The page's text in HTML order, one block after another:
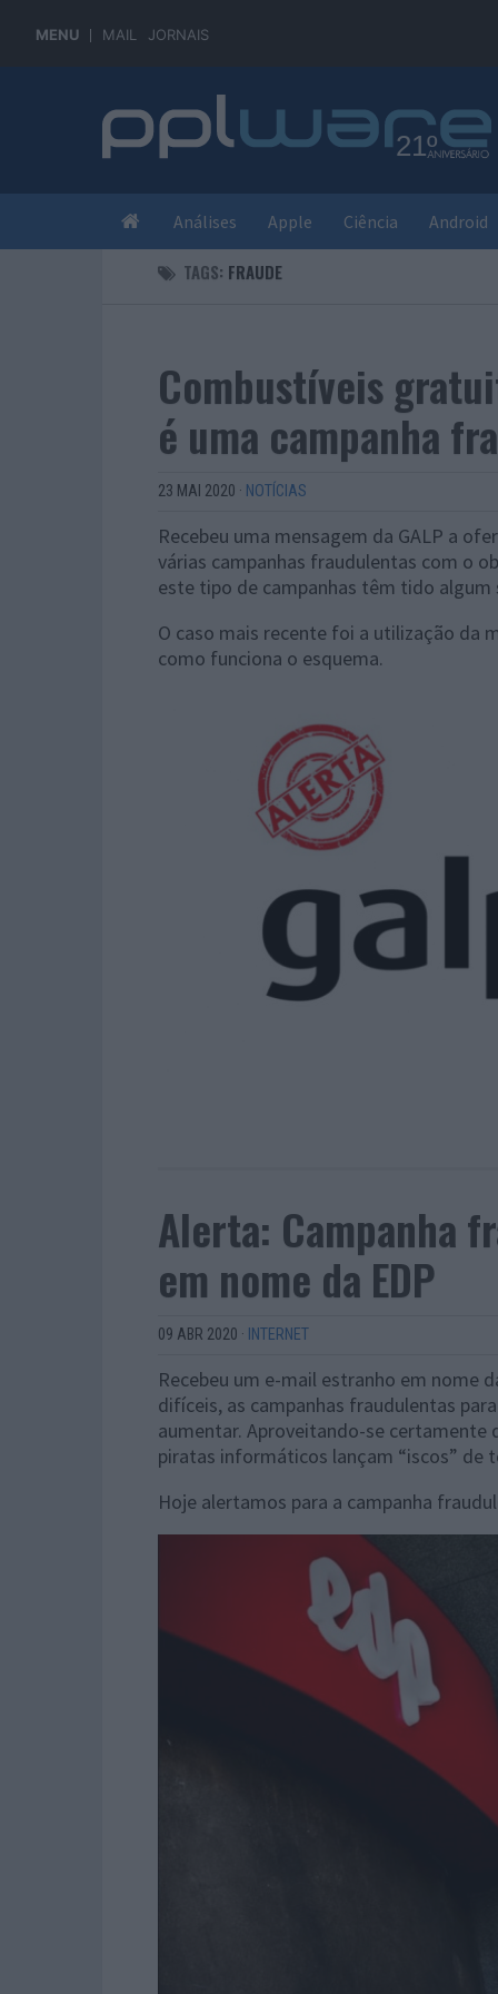
MENU MAIL JORNAIS
Análises Apple Ciência Android
TAGS: FRAUDE
Combustíveis
é uma campanha
23 MAI 2020 · NOTÍCIAS
Recebeu uma mensagem da GALP a
várias campanhas fraudulentas com o
este tipo de campanhas têm tido
O caso mais recente foi a utilização da
como funciona o esquema.
Alerta: Campanha
em nome da EDP
09 ABR 2020 · INTERNET
Recebeu um e-mail estranho em nome
difíceis, as campanhas fraudulentas
aumentar. Aproveitando-se certamente
piratas informáticos lançam “iscos” de
Hoje alertamos para a campanha